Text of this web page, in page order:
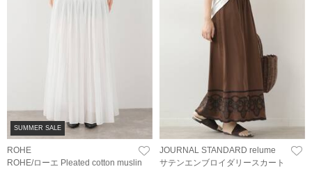
SUMMER SALE
ROHE
ROHE/ローエ Pleated cotton muslin
JOURNAL STANDARD relume
サテンエンブロイダリースカート